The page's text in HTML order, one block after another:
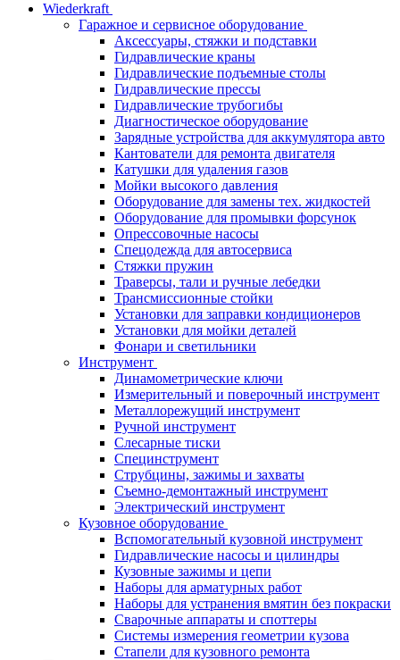
Wiederkraft
Гаражное и сервисное оборудование
Аксессуары, стяжки и подставки
Гидравлические краны
Гидравлические подъемные столы
Гидравлические прессы
Гидравлические трубогибы
Диагностическое оборудование
Зарядные устройства для аккумулятора авто
Кантователи для ремонта двигателя
Катушки для удаления газов
Мойки высокого давления
Оборудование для замены тех. жидкостей
Оборудование для промывки форсунок
Опрессовочные насосы
Спецодежда для автосервиса
Стяжки пружин
Траверсы, тали и ручные лебедки
Трансмиссионные стойки
Установки для заправки кондиционеров
Установки для мойки деталей
Фонари и светильники
Инструмент
Динамометрические ключи
Измерительный и поверочный инструмент
Металлорежущий инструмент
Ручной инструмент
Слесарные тиски
Специнструмент
Струбцины, зажимы и захваты
Съемно-демонтажный инструмент
Электрический инструмент
Кузовное оборудование
Вспомогательный кузовной инструмент
Гидравлические насосы и цилиндры
Кузовные зажимы и цепи
Наборы для арматурных работ
Наборы для устранения вмятин без покраски
Сварочные аппараты и споттеры
Системы измерения геометрии кузова
Стапели для кузовного ремонта